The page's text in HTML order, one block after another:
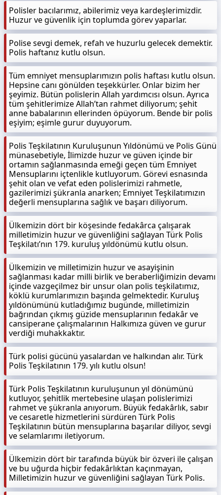
Polisler bacılarımız, abilerimiz veya kardeşlerimizdir.
Huzur ve güvenlik için toplumda görev yaparlar.
Polise sevgi demek, refah ve huzurlu gelecek demektir.
Polis haftanız kutlu olsun.
Tüm emniyet mensuplarımızın polis haftası kutlu olsun.
Hepsine canı gönülden teşekkürler. Onlar bizim her
şeyimiz. Bütün polislerin Allah yardımcısı olsun. Ayrıca
tüm şehitlerimize Allah’tan rahmet diliyorum; şehit
anne babalarının ellerinden öpüyorum. Bende bir polis
eşiyim; eşimle gurur duyuyorum.
Polis Teşkilatının Kuruluşunun Yıldönümü ve Polis Günü
münasebetiyle, İlimizde huzur ve güven içinde bir
ortamın sağlanmasında emeği geçen tüm Emniyet
Mensuplarını içtenlikle kutluyorum. Görevi esnasında
şehit olan ve vefat eden polislerimizi rahmetle,
gazilerimizi şükranla anarken; Emniyet Teşkilatımızın
değerli mensuplarına sağlık ve başarı diliyorum.
Ülkemizin dört bir köşesinde fedakârca çalışarak
milletimizin huzur ve güvenliğini sağlayan Türk Polis
Teşkilatı’nın 179. kuruluş yıldönümü kutlu olsun.
Ülkemizin ve milletimizin huzur ve asayişinin
sağlanması kadar milli birlik ve beraberliğimizin devamı
içinde vazgeçilmez bir unsur olan polis teşkilatımız,
köklü kurumlarımızın başında gelmektedir. Kuruluş
yıldönümünü kutladığımız bugünde, milletimizin
bağrından çıkmış güzide mensuplarının fedakâr ve
cansiperane çalışmalarının Halkımıza güven ve gurur
verdiği muhakkaktır.
Türk polisi gücünü yasalardan ve halkından alır. Türk
Polis Teşkilatının 179. yılı kutlu olsun!
Türk Polis Teşkilatının kuruluşunun yıl dönümünü
kutluyor, şehitlik mertebesine ulaşan polislerimizi
rahmet ve şükranla anıyorum. Büyük fedakârlık, sabır
ve cesaretle hizmetlerini sürdüren Türk Polis
Teşkilatının bütün mensuplarına başarılar diliyor, sevgi
ve selamlarımı iletiyorum.
Ülkemizin dört bir tarafında büyük bir özveri ile çalışan
ve bu uğurda hiçbir fedakârlıktan kaçınmayan,
Milletimizin huzur ve güvenliğini sağlayan Türk Polis.